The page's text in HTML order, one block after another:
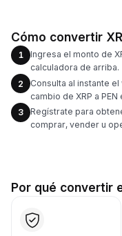
Cómo convertir
1
Ingresa el monto de
calculadora de arriba.
2
Consulta al instante
cambio de XRP a
3
Regístrate para
comprar, vender u
Por qué convertir